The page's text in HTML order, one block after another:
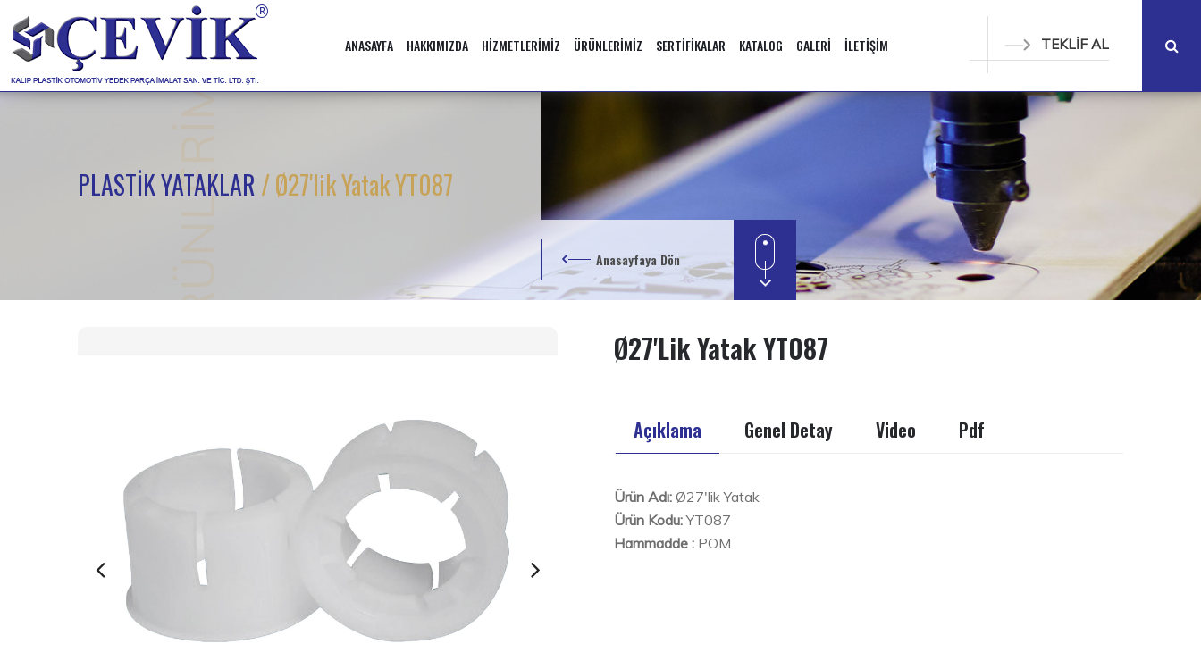
ANASAYFA HAKKIMIZDA HİZMETLERİMİZ ÜRÜNLERİMİZ SERTİFİKALAR KATALOG GALERİ İLETİŞİM TEKLİF AL
ÜRÜNLERİMİZ
PLASTİK YATAKLAR / Ø27'lik Yatak YT087
Anasayfaya Dön
Ø27'lik Yatak YT087
Açıklama Genel Detay Video Pdf
Ürün Adı: Ø27'lik Yatak
Ürün Kodu:YT087
Hammadde : POM